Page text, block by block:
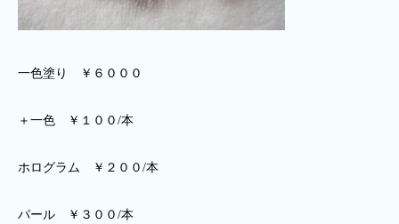
一色塗り ￥６０００
＋一色 ￥１００/本
ホログラム ￥２００/本
パール ￥３００/本